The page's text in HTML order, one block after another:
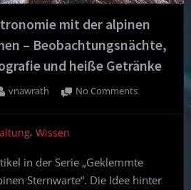
mit der alpinen
– Beobachtungsnächte,
und heiße Getränke
By
vnawrath No Commentson
alpinen
Sternwarte:
,Wissen
in der Serie „Geklemmte
Sternwarte“. Die Idee hinter